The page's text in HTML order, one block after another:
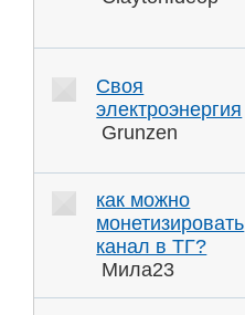
Своя
электроэнергия
Grunzen
как можно
монетизировать
канал в ТГ?
Мила23